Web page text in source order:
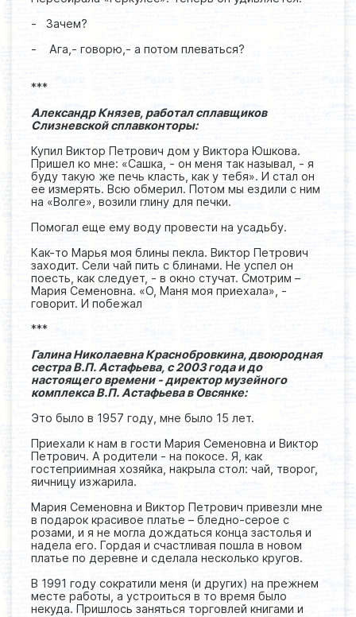
- Зачем?
- Ага,- говорю,- а потом плеваться?
***
Александр Князев, работал сплавщиков
Слизневской сплавконторы:
Купил Виктор Петрович дом у Виктора Юшкова.
Пришел ко мне: «Сашка, - он меня так называл, - я
буду такую же печь класть, как у тебя». И стал он
ее измерять. Всю обмерил. Потом мы ездили с ним
на «Волге», возили глину для печки.
Помогал еще ему воду провести на усадьбу.
Как-то Марья моя блины пекла. Виктор Петрович
заходит. Сели чай пить с блинами. Не успел он
поесть, как следует, - в окно стучат. Смотрим –
Мария Семеновна. «О, Маня моя приехала», -
говорит. И побежал
***
Галина Николаевна Краснобровкина, двоюродная
сестра В.П. Астафьева, с 2003 года и до
настоящего времени - директор музейного
комплекса В.П. Астафьева в Овсянке:
Это было в 1957 году, мне было 15 лет.
Приехали к нам в гости Мария Семеновна и Виктор
Петрович. А родители - на покосе. Я, как
гостеприимная хозяйка, накрыла стол: чай, творог,
яичницу изжарила.
Мария Семеновна и Виктор Петрович привезли мне
в подарок красивое платье – бледно-серое с
розами, и я не могла дождаться конца застолья и
надела его. Гордая и счастливая пошла в новом
платье по деревне и сделала несколько кругов.
В 1991 году сократили меня (и других) на прежнем
месте работы, а устроиться в то время было
некуда. Пришлось заняться торговлей книгами и